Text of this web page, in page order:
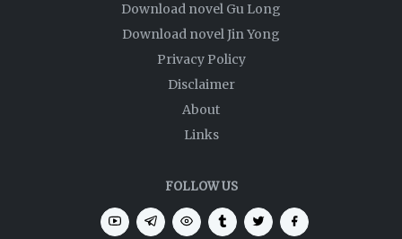
Download novel Gu Long
Download novel Jin Yong
Privacy Policy
Disclaimer
About
Links
FOLLOW US